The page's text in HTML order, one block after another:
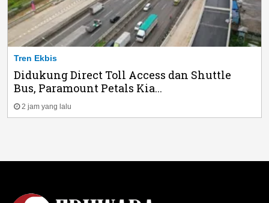
Tren Ekbis
Didukung Direct Toll Access dan Shuttle
Bus, Paramount Petals Kia...
2 jam yang lalu